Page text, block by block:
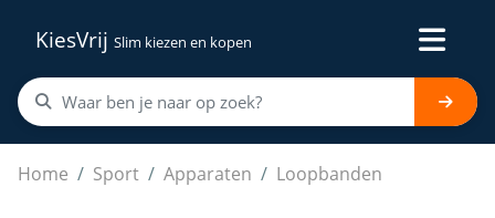
KiesVrij Slim kiezen en kopen
Home Sport Apparaten Loopbanden
Bosko Platte Loopband - Loopbanden voor thuis en